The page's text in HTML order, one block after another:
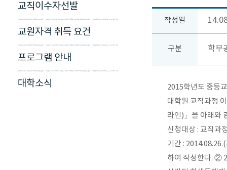
교직이수자선발
교원자격 취득 요건
프로그램 안내
대학소식
작성일
구분 학부
2015학년도 중등
대학원 교직과정
라인)」을 아래와
신청대상 : 교직과
기간 :
하여 작성한다. ②